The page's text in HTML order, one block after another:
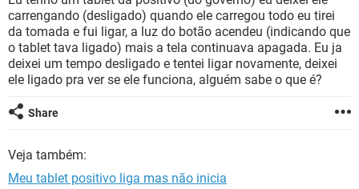
GUIA DE COMPRAS
carrengando (desligado) quando ele carregou todo eu tirei
da tomada e fui ligar, a luz do botão acendeu (indicando que
o tablet tava ligado) mais a tela continuava apagada. Eu ja
deixei um tempo desligado e tentei ligar novamente, deixei
ele ligado pra ver se ele funciona, alguém sabe o que é?
Share
Veja também:
Meu tablet positivo liga mas não inicia